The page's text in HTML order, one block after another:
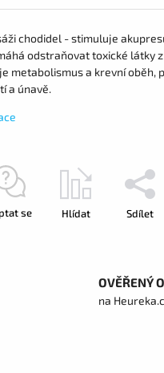
chodidel - stimuluje
odstraňovat toxické látky
metabolismus a krevní oběh,
a únavě.
se Hlídat Sdílet
OVĚŘENÝ
na